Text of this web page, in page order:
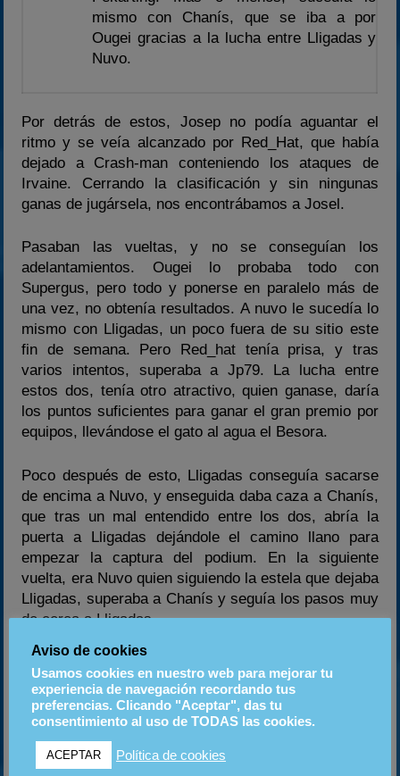
mismo con Chanís, que se iba a por
Ougei gracias a la lucha entre Lligadas y
Nuvo.
Por detrás de estos, Josep no podía aguantar el
ritmo y se veía alcanzado por Red_Hat, que había
dejado a Crash-man conteniendo los ataques de
Irvaine. Cerrando la clasificación y sin ningunas
ganas de jugársela, nos encontrábamos a Josel.
Pasaban las vueltas, y no se conseguían los
adelantamientos. Ougei lo probaba todo con
Supergus, pero todo y ponerse en paralelo más de
una vez, no obtenía resultados. A nuvo le sucedía lo
mismo con Lligadas, un poco fuera de su sitio este
fin de semana. Pero Red_hat tenía prisa, y tras
varios intentos, superaba a Jp79. La lucha entre
estos dos, tenía otro atractivo, quien ganase, daría
los puntos suficientes para ganar el gran premio por
equipos, llevándose el gato al agua el Besora.
Poco después de esto, Lligadas conseguía sacarse
de encima a Nuvo, y enseguida daba caza a Chanís,
que tras un mal entendido entre los dos, abría la
puerta a Lligadas dejándole el camino llano para
empezar la captura del podium. En la siguiente
vuelta, era Nuvo quien siguiendo la estela que dejaba
Lligadas, superaba a Chanís y seguía los pasos muy
de cerca a Lligadas.
Por delante, Kimitito había dado caza a
pek, pero éste cerraba muy bien las
puertas dirigiéndose así, hacia su
primera victoria. Pero antes de
terminar, justo dos curvas antes, Ougei
iniciaba un ataque a Supergus, en el
Ougei se
Aviso de cookies
Usamos cookies en nuestro web para mejorar tu
experiencia de navegación recordando tus
preferencias. Clicando "Aceptar", das tu
consentimiento al uso de TODAS las cookies.
ACEPTAR Política de cookies